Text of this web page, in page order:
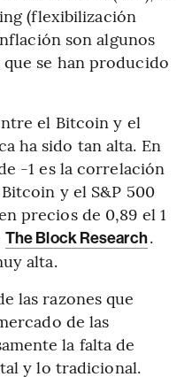
(flexibilización
son algunos
se han producido
el Bitcoin y el
ha sido tan alta. En
-1 es la correlación
y el S&P 500
precios de 0,89 el 1
The Block Research.
alta.
las razones que
de las
la falta de
y lo tradicional.